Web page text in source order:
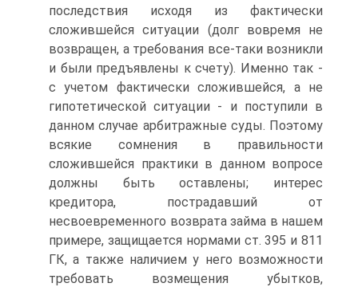
последствия исходя из фактически
сложившейся ситуации (долг вовремя не
возвращен, а требования все-таки возникли
и были предъявлены к счету). Именно так -
с учетом фактически сложившейся, а не
гипотетической ситуации - и поступили в
данном случае арбитражные суды. Поэтому
всякие сомнения в правильности
сложившейся практики в данном вопросе
должны быть оставлены; интерес
кредитора, пострадавший от
несвоевременного возврата займа в нашем
примере, защищается нормами ст. 395 и 811
ГК, а также наличием у него возможности
требовать возмещения убытков,